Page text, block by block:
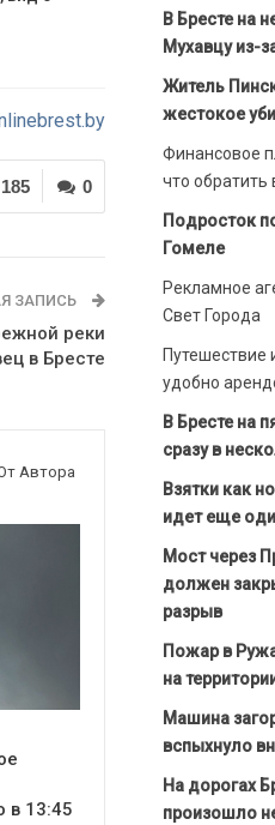
0
185
ЗАПИСЬ
реки
в Бресте
Автора
в 13:45
В Бресте на
Мухавцу из-
Житель
жестокое
Финансовое
что
Подросток
Гомеле
Рекламное
Свет Города
Путешествие
удобно
В Бресте на
сразу в
Взятки как
идет еще
Мост через
должен
разрыв
Пожар в
на
Машина
вспыхнуло
На дорогах
произошло